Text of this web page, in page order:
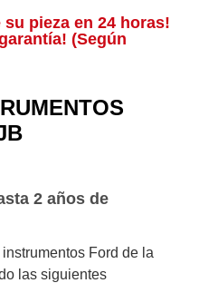
su pieza en 24 horas!
(Según
2 años de
Ford de la
las siguientes